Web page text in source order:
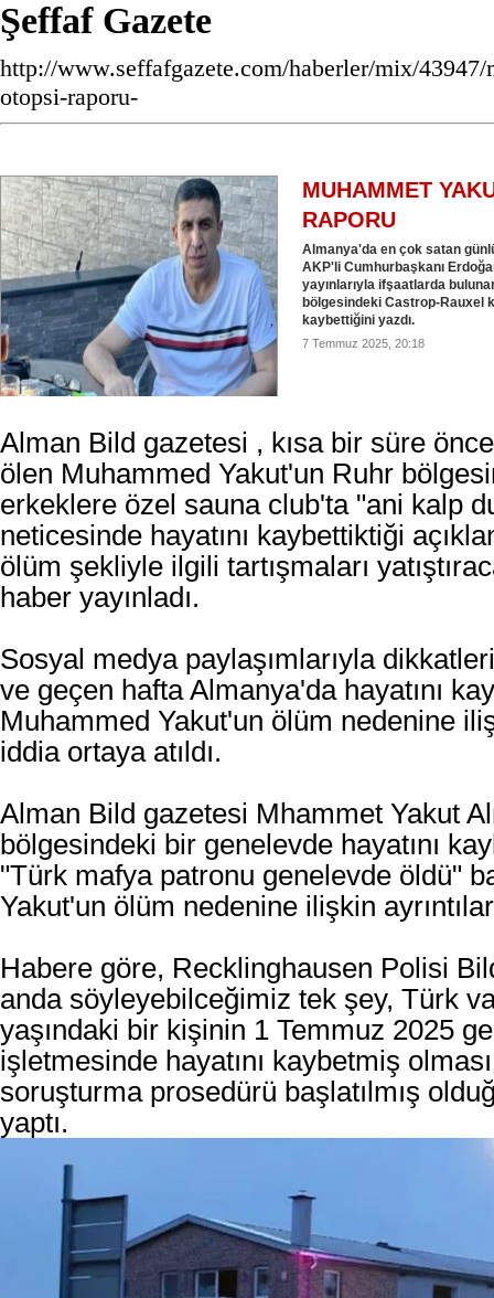
Şeffaf Gazete
http://www.seffafgazete.com/haberler/mix/43947/
otopsi-raporu-
MUHAMMET
RAPORU
Almanya'da en çok satan
AKP'li Cumhurbaşkanı
yayınlarıyla ifşaatlarda
bölgesindeki Castrop-Rauxel
kaybettiğini yazdı.
7 Temmuz 2025, 20:18
Alman Bild gazetesi , kısa bir süre
ölen Muhammed Yakut'un Ruhr
erkeklere özel sauna club'ta "ani kalp
neticesinde hayatını kaybettiktiği
ölüm şekliyle ilgili tartışmaları
haber yayınladı.
Sosyal medya paylaşımlarıyla
ve geçen hafta Almanya'da hayatını
Muhammed Yakut'un ölüm nedenine
iddia ortaya atıldı.
Alman Bild gazetesi Mhammet Yakut
bölgesindeki bir genelevde hayatını
"Türk mafya patronu genelevde öldü"
Yakut'un ölüm nedenine ilişkin
Habere göre, Recklinghausen Polisi
anda söyleyebilceğimiz tek şey, Türk
yaşındaki bir kişinin 1 Temmuz 2025
işletmesinde hayatını kaybetmiş
soruşturma prosedürü başlatılmış
yaptı.